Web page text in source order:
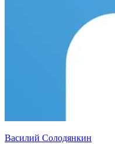
Василий Солодянкин